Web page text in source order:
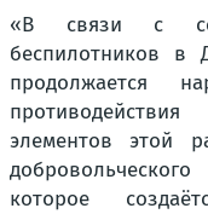
«В связи с
беспилотников в
продолжается
элементов этой
которое